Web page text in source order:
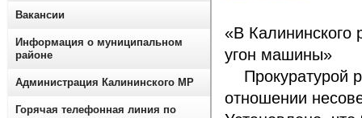
«В Калининского
угон машины»
Прокуратурой
отношении
Вакансии
Информация о муниципальном
районе
Администрация Калининского МР
Горячая телефонная линия по